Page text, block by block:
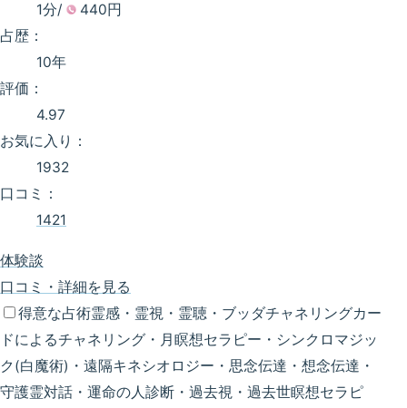
1分/
440円
占歴：
10年
評価：
4.97
お気に入り：
1932
口コミ：
1421
体験談
口コミ・詳細を見る
得意な占術霊感・霊視・霊聴・ブッダチャネリングカー
ドによるチャネリング・月瞑想セラピー・シンクロマジッ
ク(白魔術)・遠隔キネシオロジー・思念伝達・想念伝達・
守護霊対話・運命の人診断・過去視・過去世瞑想セラピ